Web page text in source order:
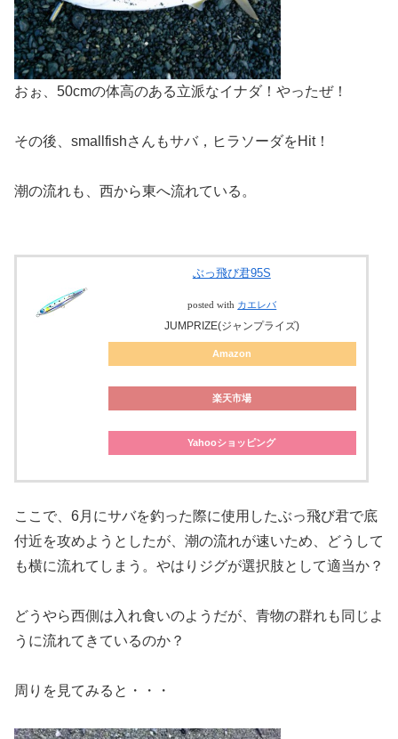
おぉ、50cmの体高のある立派なイナダ！やったぜ！
その後、smallfishさんもサバ，ヒラソーダをHit！
潮の流れも、西から東へ流れている。
ぶっ飛び君95S
posted with カエレバ
JUMPRIZE(ジャンプライズ)
Amazon
楽天市場
Yahooショッピング
ここで、6月にサバを釣った際に使用したぶっ飛び君で底
付近を攻めようとしたが、潮の流れが速いため、どうして
も横に流れてしまう。やはりジグが選択肢として適当か？
どうやら西側は入れ食いのようだが、青物の群れも同じよ
うに流れてきているのか？
周りを見てみると・・・